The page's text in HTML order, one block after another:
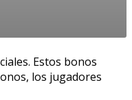
Estos bonos
los jugadores